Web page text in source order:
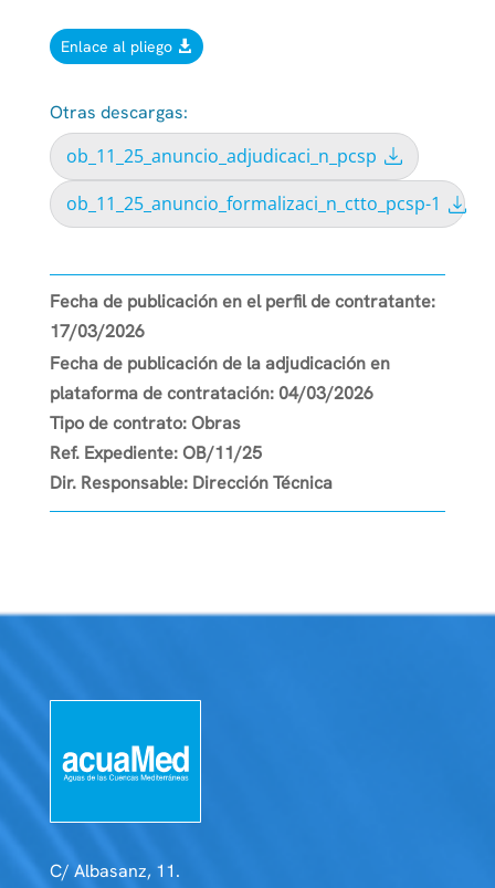
Enlace al pliego
Otras descargas:
ob_11_25_anuncio_adjudicaci_n_pcsp
ob_11_25_anuncio_formalizaci_n_ctto_pcsp-1
Fecha de publicación en el perfil de contratante:
17/03/2026
Fecha de publicación de la adjudicación en
plataforma de contratación: 04/03/2026
Tipo de contrato: Obras
Ref. Expediente: OB/11/25
Dir. Responsable: Dirección Técnica
C/ Albasanz, 11.